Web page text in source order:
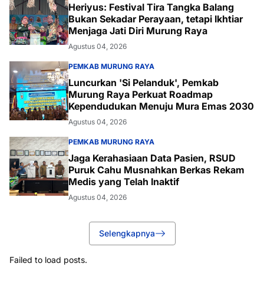
Heriyus: Festival Tira Tangka Balang
Bukan Sekadar Perayaan, tetapi Ikhtiar
Menjaga Jati Diri Murung Raya
Agustus 04, 2026
PEMKAB MURUNG RAYA
Luncurkan 'Si Pelanduk', Pemkab
Murung Raya Perkuat Roadmap
Kependudukan Menuju Mura Emas 2030
Agustus 04, 2026
PEMKAB MURUNG RAYA
Jaga Kerahasiaan Data Pasien, RSUD
Puruk Cahu Musnahkan Berkas Rekam
Medis yang Telah Inaktif
Agustus 04, 2026
Selengkapnya
Failed to load posts.